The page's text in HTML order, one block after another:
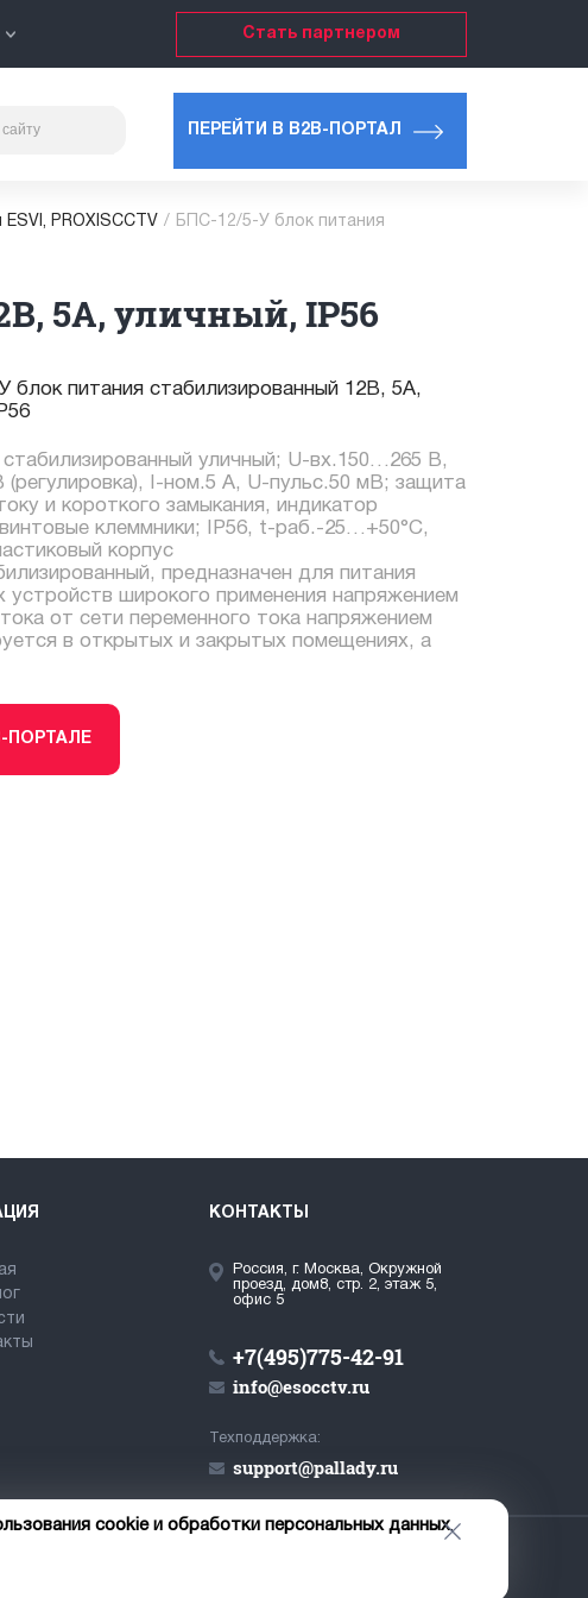
Стать партнером
ПЕРЕЙТИ В B2B-ПОРТАЛ
PROXISCCTV /
БПС-12/5-У блок питания
5А, уличный, IP56
блок питания стабилизированный 12В, 5А,
стабилизированный уличный; U-вх.150…265 В,
I-ном.5 А, U-пульс.50 мВ; защита
и короткого замыкания, индикатор
клеммники; IP56, t-раб.-25…+50°C,
корпус
предназначен для питания
устройств широкого применения напряжением
от сети переменного тока напряжением
в открытых и закрытых помещениях, а
ПОРТАЛЕ
КОНТАКТЫ
Россия, г. Москва, Окружной
проезд, дом8, стр. 2, этаж 5,
офис 5
+7(495)775-42-91
info@esocctv.ru
Техподдержка:
support@pallady.ru
cookie и обработки персональных данных.